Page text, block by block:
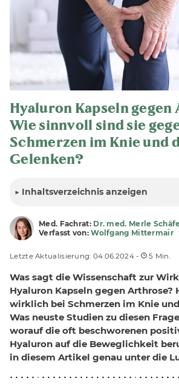
Hyaluron Kapseln
Wie sinnvoll sind sie
Schmerzen im Knie und
Gelenken?
▶ Inhaltsverzeichnis anzeigen
Med. Fachrat: Dr. med. Merle
Verfasst von:Wolfgang Mittermair
Letzte Aktualisierung: 04.06.2024 - 5 Min.
Was sagt die Wissenschaft zur
Hyaluron Kapseln gegen Arthrose?
wirklich bei Schmerzen im Knie
Was neuste Studien zu diesen
worauf die oft beschworenen
Hyaluron auf die Beweglichkeit
in diesem Artikel genau unter die